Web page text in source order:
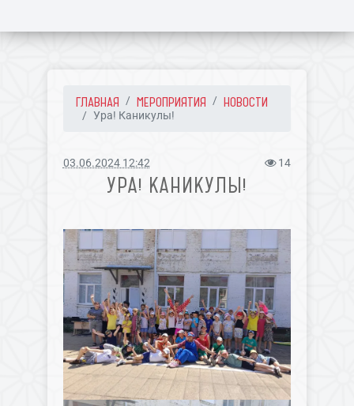
ГЛАВНАЯ МЕРОПРИЯТИЯ НОВОСТИ
Ура! Каникулы!
03.06.2024 12:42 14
УРА! КАНИКУЛЫ!